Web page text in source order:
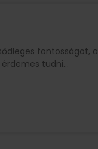
fontosságot, a
tudni